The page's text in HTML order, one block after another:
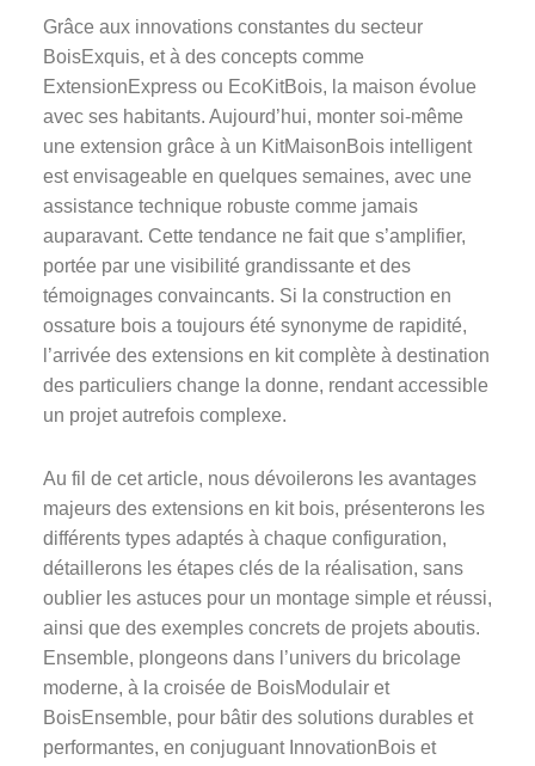
Grâce aux innovations constantes du secteur
BoisExquis, et à des concepts comme
ExtensionExpress ou EcoKitBois, la maison évolue
avec ses habitants. Aujourd’hui, monter soi-même
une extension grâce à un KitMaisonBois intelligent
est envisageable en quelques semaines, avec une
assistance technique robuste comme jamais
auparavant. Cette tendance ne fait que s’amplifier,
portée par une visibilité grandissante et des
témoignages convaincants. Si la construction en
ossature bois a toujours été synonyme de rapidité,
l’arrivée des extensions en kit complète à destination
des particuliers change la donne, rendant accessible
un projet autrefois complexe.
Au fil de cet article, nous dévoilerons les avantages
majeurs des extensions en kit bois, présenterons les
différents types adaptés à chaque configuration,
détaillerons les étapes clés de la réalisation, sans
oublier les astuces pour un montage simple et réussi,
ainsi que des exemples concrets de projets aboutis.
Ensemble, plongeons dans l’univers du bricolage
moderne, à la croisée de BoisModulair et
BoisEnsemble, pour bâtir des solutions durables et
performantes, en conjuguant InnovationBois et